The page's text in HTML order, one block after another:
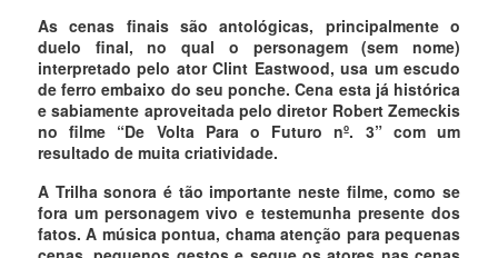
As cenas finais são antológicas, principalmente o
duelo final, no qual o personagem (sem nome)
interpretado pelo ator Clint Eastwood, usa um escudo
de ferro embaixo do seu ponche. Cena esta já histórica
e sabiamente aproveitada pelo diretor Robert Zemeckis
no filme “De Volta Para o Futuro nº. 3” com um
resultado de muita criatividade.
A Trilha sonora é tão importante neste filme, como se
fora um personagem vivo e testemunha presente dos
fatos. A música pontua, chama atenção para pequenas